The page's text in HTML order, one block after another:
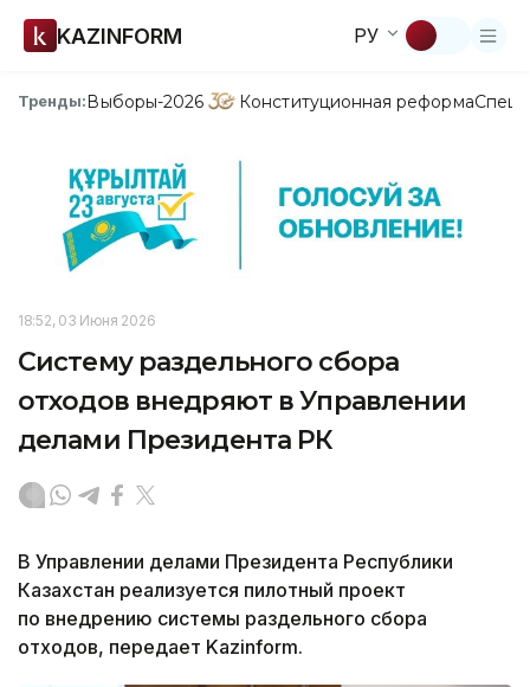
KAZINFORM РУ
Тренды:Выборы-2026 Конституционная реформа
18:52, 03 Июня 2026
Систему раздельного сбора
отходов внедряют в Управлении
делами Президента РК
В Управлении делами Президента Республики
Казахстан реализуется пилотный проект
по внедрению системы раздельного сбора
отходов, передает Kazinform.